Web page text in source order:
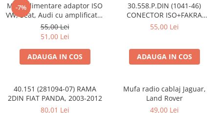
-7%
Mufa alimentare adaptor ISO
VW, Seat, Audi cu amplificator
antena
55,00 Lei
51,00 Lei
ADAUGA IN COS
30.558.P.DIN (1041-46)
CONECTOR ISO+FAKRA
CITROEN, 2003>
55,00 Lei
ADAUGA IN COS
40.151 (281094-07) RAMA
2DIN FIAT PANDA, 2003-2012
80,01 Lei
Mufa radio cablaj Jaguar,
Land Rover
49,00 Lei